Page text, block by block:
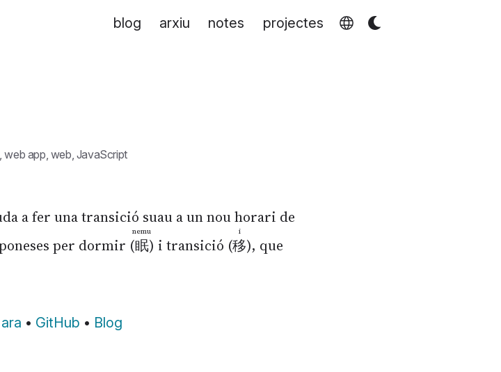
blog arxiu notes projectes
,web app, web, JavaScript
a fer una transició suau a un nou horari de
per dormir (眠
nemu
) i transició (移
i
), que
• GitHub • Blog